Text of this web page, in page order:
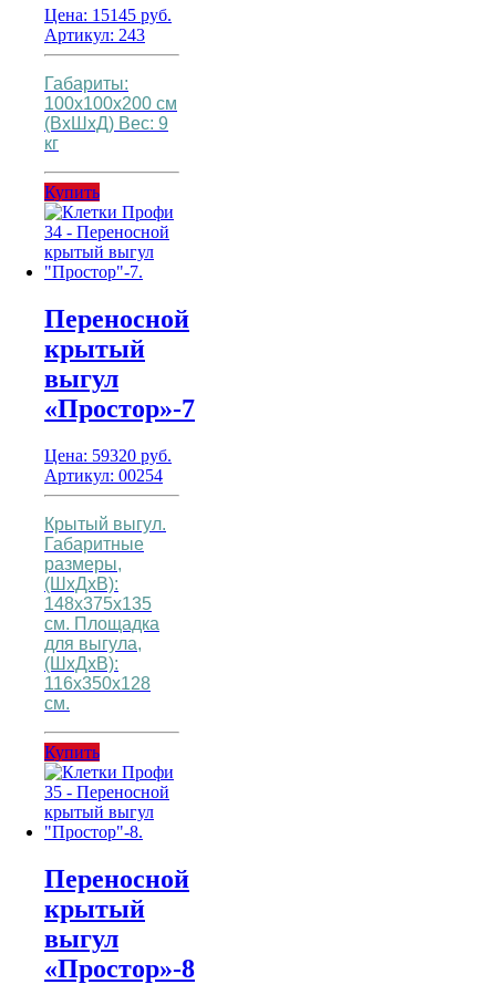
Цена: 15145 руб.
Артикул: 243
Габариты:
100х100х200 см
(ВхШхД) Вес: 9
кг
Купить
Переносной
крытый
выгул
«Простор»-7
Цена: 59320 руб.
Артикул: 00254
Крытый выгул.
Габаритные
размеры,
(ШхДхВ):
148х375х135
см. Площадка
для выгула,
(ШхДхВ):
116х350х128
см.
Купить
Переносной
крытый
выгул
«Простор»-8